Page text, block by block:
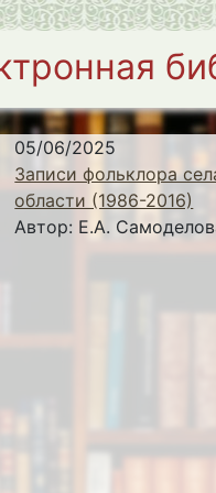
05/06/2025
Записи фольклора
области (1986-2016)
Автор: Е.А.